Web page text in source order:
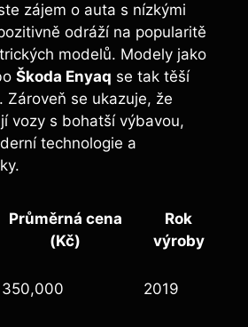
zájem o auta s nízkými
odráží na popularitě
modelů. Modely jako
Škoda Enyaq se tak těší
Zároveň se ukazuje, že
vozy s bohatší výbavou,
technologie a
Průměrná cena
(Kč)
Rok
výroby
350,000 2019